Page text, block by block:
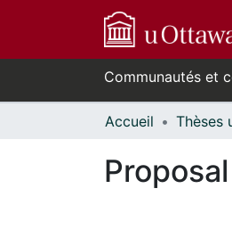
Communautés et
Accueil